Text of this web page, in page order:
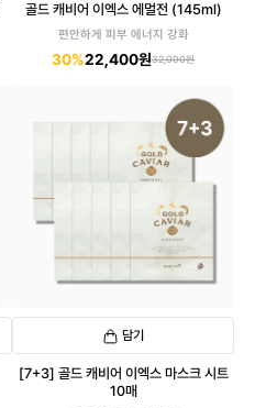
골드 캐비어 이엑스 에멀전 (145ml)
편안하게 피부 에너지 강화
30%22,400원32,000원
담기
[7+3] 골드 캐비어 이엑스 마스크 시트
10매